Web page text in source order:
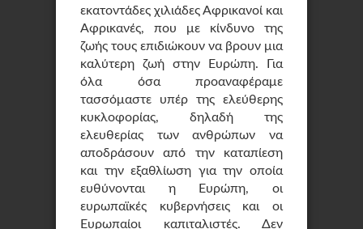
εκατοντάδες χιλιάδες Αφρικανοί και
Αφρικανές, που με κίνδυνο της
ζωής τους επιδιώκουν να βρουν μια
καλύτερη ζωή στην Ευρώπη. Για
όλα όσα προαναφέραμε
τασσόμαστε υπέρ της ελεύθερης
κυκλοφορίας, δηλαδή της
ελευθερίας των ανθρώπων να
αποδράσουν από την καταπίεση
και την εξαθλίωση για την οποία
ευθύνονται η Ευρώπη, οι
ευρωπαϊκές κυβερνήσεις και οι
Ευρωπαίοι καπιταλιστές. Δεν